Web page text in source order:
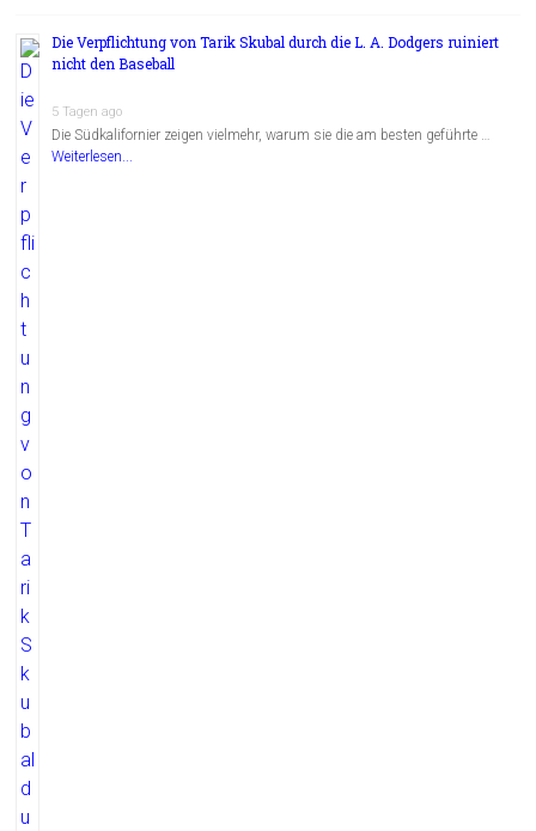
Die Verpflichtung von Tarik Skubal durch die L. A. Dodgers ruiniert
nicht den Baseball
5 Tagen ago
Die Südkalifornier zeigen vielmehr, warum sie die am besten geführte …
Weiterlesen...